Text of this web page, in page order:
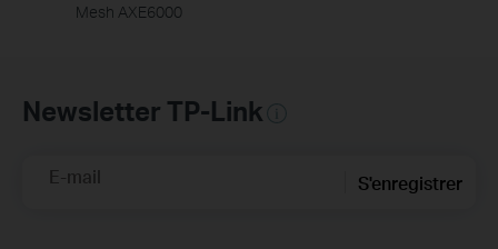
Mesh AXE6000
Newsletter TP-Link
E-mail S'enregistrer